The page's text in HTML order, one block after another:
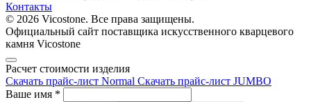
Контакты
© 2026 Vicostone. Все права защищены.
Официальный сайт поставщика искусственного кварцевого
камня Vicostone
Расчет стоимости изделия
Скачать прайс-лист Normal Скачать прайс-лист JUMBO
Ваше имя *